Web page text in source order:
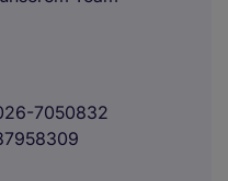
7050832